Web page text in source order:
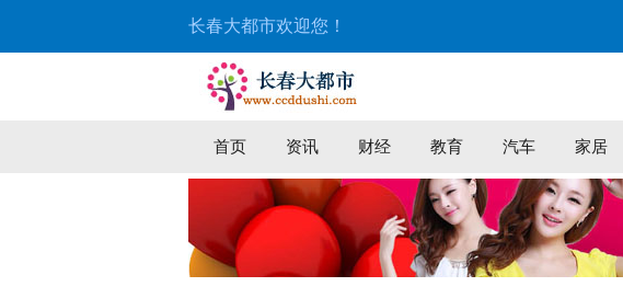
长春大都市欢迎您！
首页 资讯 财经 教育 汽车 家居